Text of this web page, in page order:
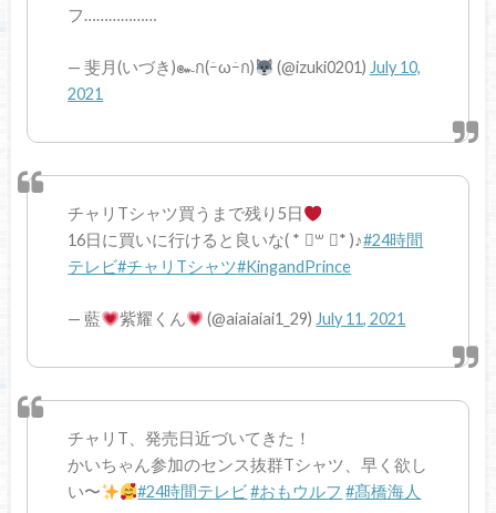
フ………………
— 斐月(いづき)๛ก(ｰ̀ωｰ́ก) (@izuki0201) July 10,
2021
チャリTシャツ買うまで残り5日
16日に買いに行けると良いな( * ॑꒳ ॑* )♪#24時間
テレビ#チャリTシャツ#KingandPrince
— 藍 紫耀くん (@aiaiaiai1_29)July 11, 2021
チャリT、発売日近づいてきた！
かいちゃん参加のセンス抜群Tシャツ、早く欲し
い〜
#24時間テレビ #おもウルフ #髙橋海人